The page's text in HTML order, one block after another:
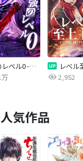
最強のレベル0 -解析スキルで完全無双-【タテヨミ】
2,952
気作品